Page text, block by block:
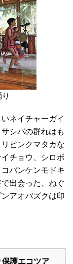
ネイチャーガイ
シバの群れはも
ピンクマタカな
チョウ、シロボ
バンケンモドキ
出会った、ねぐ
アオバズクは印
護エコツア